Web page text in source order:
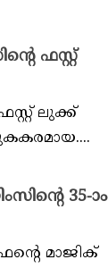
ഫസ്റ്റ്
ലുക്ക്
35-ാം
മാജിക്